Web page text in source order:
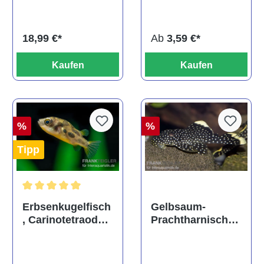
18,99 €*
Kaufen
Ab 3,59 €*
Kaufen
%
Tipp
Erbsenkugelfisch
, Carinotetraodon
%
Gelbsaum-
Prachtharnischw